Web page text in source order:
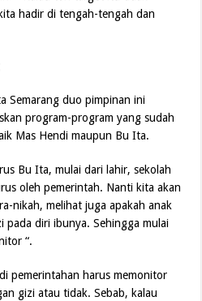
hadir di tengah-tengah dan
Semarang duo pimpinan ini
program-program yang sudah
Mas Hendi maupun Bu Ita.
Bu Ita, mulai dari lahir, sekolah
oleh pemerintah. Nanti kita akan
nikah, melihat juga apakah anak
pada diri ibunya. Sehingga mulai
“.
pemerintahan harus memonitor
gizi atau tidak. Sebab, kalau